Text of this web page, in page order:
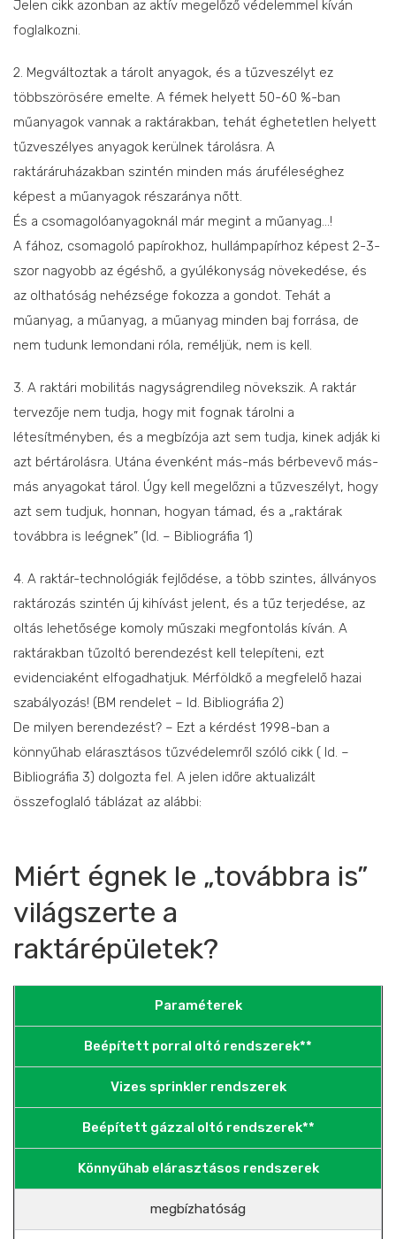
Jelen cikk azonban az aktív megelőző védelemmel kíván
foglalkozni.
2. Megváltoztak a tárolt anyagok, és a tűzveszélyt ez
többszörösére emelte. A fémek helyett 50-60 %-ban
műanyagok vannak a raktárakban, tehát éghetetlen helyett
tűzveszélyes anyagok kerülnek tárolásra. A
raktáráruházakban szintén minden más áruféleséghez
képest a műanyagok részaránya nőtt.
És a csomagolóanyagoknál már megint a műanyag…!
A fához, csomagoló papírokhoz, hullámpapírhoz képest 2-3-
szor nagyobb az égéshő, a gyúlékonyság növekedése, és
az olthatóság nehézsége fokozza a gondot. Tehát a
műanyag, a műanyag, a műanyag minden baj forrása, de
nem tudunk lemondani róla, reméljük, nem is kell.
3. A raktári mobilitás nagyságrendileg növekszik. A raktár
tervezője nem tudja, hogy mit fognak tárolni a
létesítményben, és a megbízója azt sem tudja, kinek adják ki
azt bértárolásra. Utána évenként más-más bérbevevő más-
más anyagokat tárol. Úgy kell megelőzni a tűzveszélyt, hogy
azt sem tudjuk, honnan, hogyan támad, és a „raktárak
továbbra is leégnek” (ld. – Bibliográfia 1)
4. A raktár-technológiák fejlődése, a több szintes, állványos
raktározás szintén új kihívást jelent, és a tűz terjedése, az
oltás lehetősége komoly műszaki megfontolás kíván. A
raktárakban tűzoltó berendezést kell telepíteni, ezt
evidenciaként elfogadhatjuk. Mérföldkő a megfelelő hazai
szabályozás! (BM rendelet – ld. Bibliográfia 2)
De milyen berendezést? – Ezt a kérdést 1998-ban a
könnyűhab elárasztásos tűzvédelemről szóló cikk ( ld. –
Bibliográfia 3) dolgozta fel. A jelen időre aktualizált
összefoglaló táblázat az alábbi:
Miért égnek le „továbbra is”
világszerte a
raktárépületek?
Paraméterek
Beépített porral oltó rendszerek**
Vizes sprinkler rendszerek
Beépített gázzal oltó rendszerek**
Könnyűhab elárasztásos rendszerek
megbízhatóság